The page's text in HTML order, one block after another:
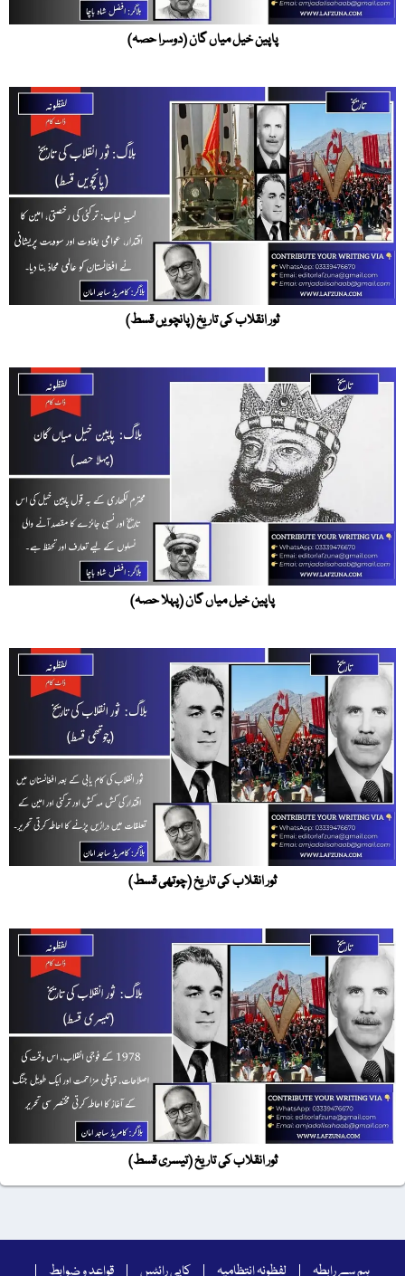
پاپین خیل میاں گان (دوسرا حصہ)
ثور انقلاب کی تاریخ (پانچویں قسط)
پاپین خیل میاں گان (پہلا حصہ)
ثور انقلاب کی تاریخ (چوتھی قسط)
ثور انقلاب کی تاریخ (تیسری قسط)
ہم سے رابطہ لفظونہ انتظامیہ کاپی رائٹس قواعد و ضوابط